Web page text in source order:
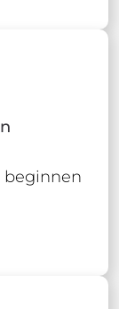
beginnen